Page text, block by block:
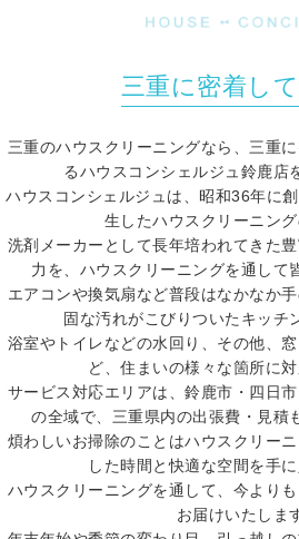
三重に密着し
三重のハウスクリーニングなら、三重
るハウスコンシェルジュ鈴鹿店
ハウスコンシェルジュは、昭和36年に
生したハウスクリーニング
洗剤メーカーとして長年培われてきた
力を、ハウスクリーニングを通して
エアコンや換気扇など普段はなかなか
固な汚れがこびりついたキッチ
浴室やトイレなどの水回り、その他、
ど、住まいの様々な箇所に対
サービス対応エリアは、鈴鹿市・四日
の全域で、三重県内の出張費・見積
煩わしいお掃除のことはハウスクリー
した時間と快適な空間を手
ハウスクリーニングを通して、今より
お届けいたしま